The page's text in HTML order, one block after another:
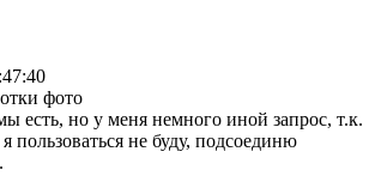
фото
есть, но у меня немного иной запрос, т.к.
пользоваться не буду, подсоединю